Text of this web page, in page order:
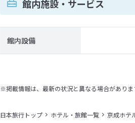
館内施設・サービス
館内設備
※掲載情報は、最新の状況と異なる場合がありま
日本旅行トップ ホテル・旅館一覧 京成ホテ